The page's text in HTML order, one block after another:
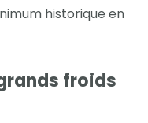
historique en
froids